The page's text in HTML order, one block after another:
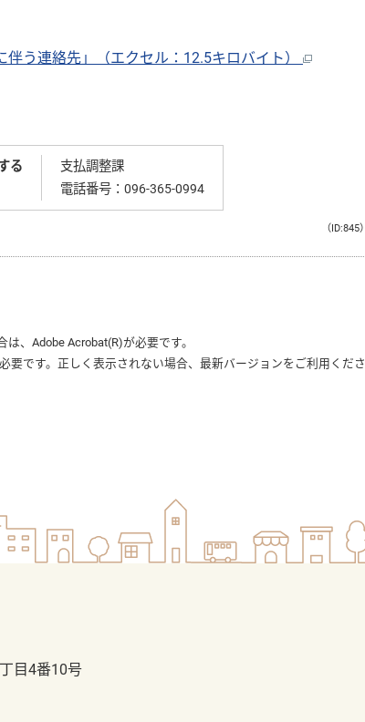
う連絡先」（エクセル：12.5キロバイト）
る
支払調整課
電話番号： 096-365-0994
（ID:845）
、 Adobe Acrobat(R)が必要です。
要です。正しく表示されない場合、最新バージョンをご利用くださ
目4番10号